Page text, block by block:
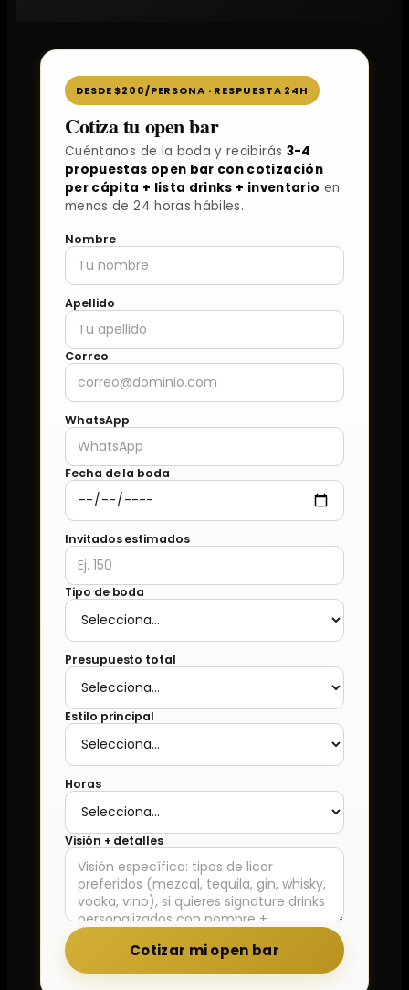
DESDE $200/PERSONA · RESPUESTA 24H
Cotiza tu open bar
Cuéntanos de la boda y recibirás 3-4
propuestas open bar con cotización
per cápita + lista drinks + inventario en
menos de 24 horas hábiles.
Nombre
Apellido
Correo
WhatsApp
Fecha de la boda
Invitados estimados
Tipo de boda
Presupuesto total
Estilo principal
Horas
Visión + detalles
Cotizar mi open bar